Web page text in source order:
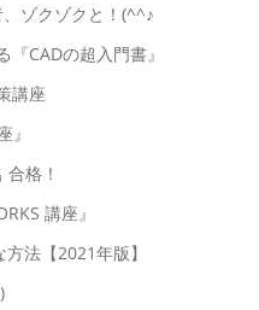
ゾクゾクと！(^^♪
CADの超入門書』
講座
』
格！
講座』
法【2021年版】